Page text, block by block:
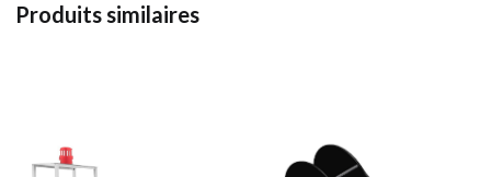
Produits similaires